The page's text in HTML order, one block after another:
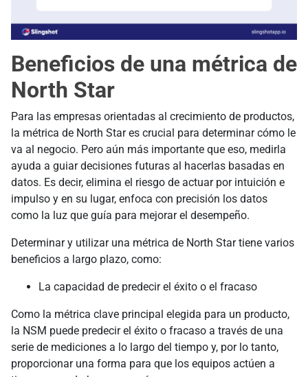
Beneficios de una métrica de
North Star
Para las empresas orientadas al crecimiento de productos,
la métrica de North Star es crucial para determinar cómo le
va al negocio. Pero aún más importante que eso, medirla
ayuda a guiar decisiones futuras al hacerlas basadas en
datos. Es decir, elimina el riesgo de actuar por intuición e
impulso y en su lugar, enfoca con precisión los datos
como la luz que guía para mejorar el desempeño.
Determinar y utilizar una métrica de North Star tiene varios
beneficios a largo plazo, como:
La capacidad de predecir el éxito o el fracaso
Como la métrica clave principal elegida para un producto,
la NSM puede predecir el éxito o fracaso a través de una
serie de mediciones a lo largo del tiempo y, por lo tanto,
proporcionar una forma para que los equipos actúen a